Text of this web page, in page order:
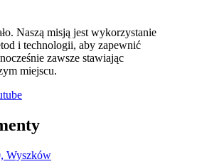
Naszą misją jest wykorzystanie
i technologii, aby zapewnić
zawsze stawiając
miejscu.
Wyszków